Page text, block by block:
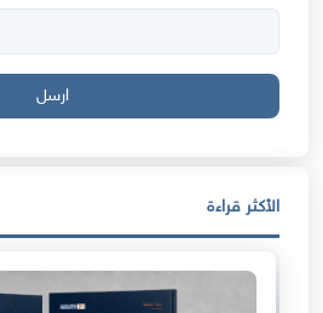
ارسل
الأكثر قراءة